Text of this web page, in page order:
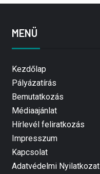
MENÜ
Kezdőlap
Pályázatírás
Bemutatkozás
Médiaajánlat
Hírlevél feliratkozás
Impresszum
Kapcsolat
Adatvédelmi Nyilatkozat